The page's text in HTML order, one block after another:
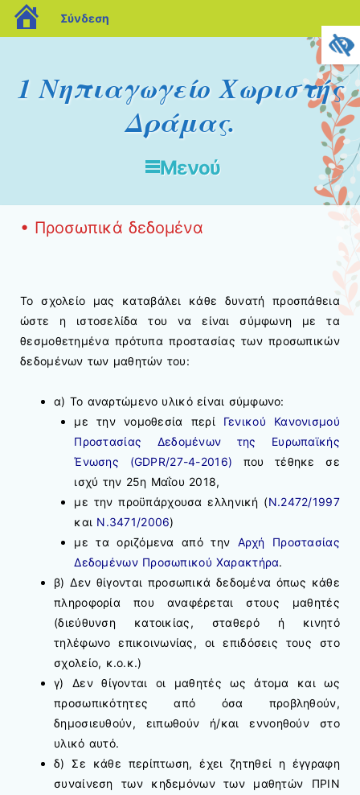
1 Νηπιαγωγείο Χωριστής
Δράμας.
Μενού
• Προσωπικά δεδομένα
Το σχολείο μας καταβάλει κάθε δυνατή προσπάθεια
ώστε η ιστοσελίδα του να είναι σύμφωνη με τα
θεσμοθετημένα πρότυπα προστασίας των προσωπικών
δεδομένων των μαθητών του:
α) Το αναρτώμενο υλικό είναι σύμφωνο:
με την νομοθεσία περί Γενικού Κανονισμού
Προστασίας Δεδομένων της Ευρωπαϊκής
Ένωσης (GDPR/27-4-2016) που τέθηκε σε
ισχύ την 25η Μαΐου 2018,
με την προϋπάρχουσα ελληνική (Ν.2472/1997
και Ν.3471/2006)
με τα οριζόμενα από την Αρχή Προστασίας
Δεδομένων Προσωπικού Χαρακτήρα.
β) Δεν θίγονται προσωπικά δεδομένα όπως κάθε
πληροφορία που αναφέρεται στους μαθητές
(διεύθυνση κατοικίας, σταθερό ή κινητό
τηλέφωνο επικοινωνίας, οι επιδόσεις τους στο
σχολείο, κ.ο.κ.)
γ) Δεν θίγονται οι μαθητές ως άτομα και ως
προσωπικότητες από όσα προβληθούν,
δημοσιευθούν, ειπωθούν ή/και εννοηθούν στο
υλικό αυτό.
δ) Σε κάθε περίπτωση, έχει ζητηθεί η έγγραφη
συναίνεση των κηδεμόνων των μαθητών ΠΡΙΝ
blogs.sch.gr
Σύνδεση